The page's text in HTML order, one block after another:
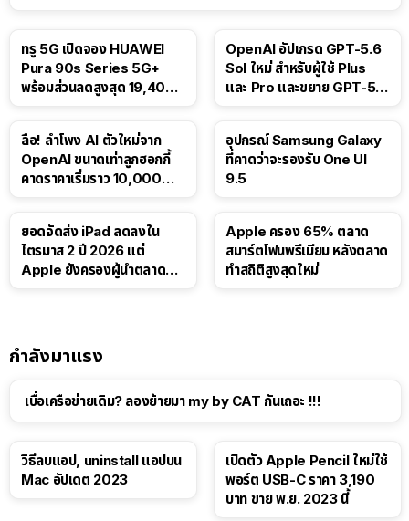
ทรู 5G เปิดจอง HUAWEI
Pura 90s Series 5G+
พร้อมส่วนลดสูงสุด 19,400
OpenAI อัปเกรด GPT-5.6
Sol ใหม่ สำหรับผู้ใช้ Plus
และ Pro และขยาย GPT-5.6
ลือ! ลำโพง AI ตัวใหม่จาก
OpenAI ขนาดเท่าลูกฮอกกี้
คาดราคาเริ่มราว 10,000
อุปกรณ์ Samsung Galaxy
ที่คาดว่าจะรองรับ One UI
9.5
ยอดจัดส่ง iPad ลดลงใน
ไตรมาส 2 ปี 2026 แต่
Apple ยังครองผู้นำตลาด
Apple ครอง 65% ตลาด
สมาร์ตโฟนพรีเมียม หลังตลาด
ทำสถิติสูงสุดใหม่
กำลังมาแรง
เบื่อเครือข่ายเดิม? ลองย้ายมา my by CAT กันเถอะ !!!
วิธีลบแอป, uninstall แอปบน
Mac อัปเดต 2023
เปิดตัว Apple Pencil ใหม่ใช้
พอร์ต USB-C ราคา 3,190
บาท ขาย พ.ย. 2023 นี้